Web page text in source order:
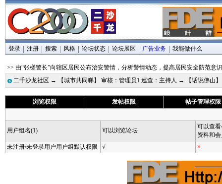
登录 注册 搜索 风格 论坛状态 论坛展区 广告业务 我能做什么
>> 由“张槎警长”向辖区居民公布治安警情，分析警情动态，提高居民安全防范意识
二千沙龙社区 → 【城市共同睇】 审核：管理员1 巡查：主持人 → 【话说佛山】
浏览权限 发帖权限 帖子管理权限
用户组名(1) 可以浏览论坛
可以查
资料和
未注册/未登录用户用户组默认权限
√ ×